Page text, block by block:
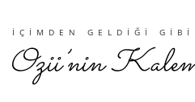
İÇIMDEN GELDIĞI GIBI